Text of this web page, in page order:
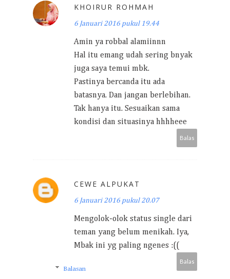
KHOIRUR ROHMAH
6 Januari 2016 pukul 19.44
Amin ya robbal alamiinnn
Hal itu emang udah sering bnyak
juga saya temui mbk.
Pastinya bercanda itu ada
batasnya. Dan jangan berlebihan.
Tak hanya itu. Sesuaikan sama
kondisi dan situasinya hhhheee
Balas
CEWE ALPUKAT
6 Januari 2016 pukul 20.07
Mengolok-olok status single dari
teman yang belum menikah. Iya,
Mbak ini yg paling ngenes :((
Balas
Balasan